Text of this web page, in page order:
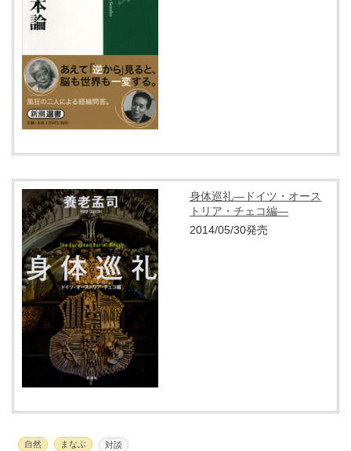
身体巡礼―ドイツ・オース
トリア・チェコ編―
2014/05/30発売
自然 まなぶ 対談